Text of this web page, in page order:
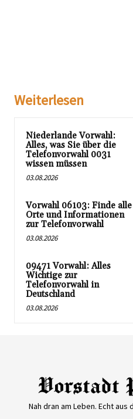
Weiterlesen
Niederlande Vorwahl:
Alles, was Sie über die
Telefonvorwahl 0031
wissen müssen
03.08.2026
Vorwahl 06103: Finde alle
Orte und Informationen
zur Telefonvorwahl
03.08.2026
09471 Vorwahl: Alles
Wichtige zur
Telefonvorwahl in
Deutschland
03.08.2026
Nah dran am Leben. Echt aus